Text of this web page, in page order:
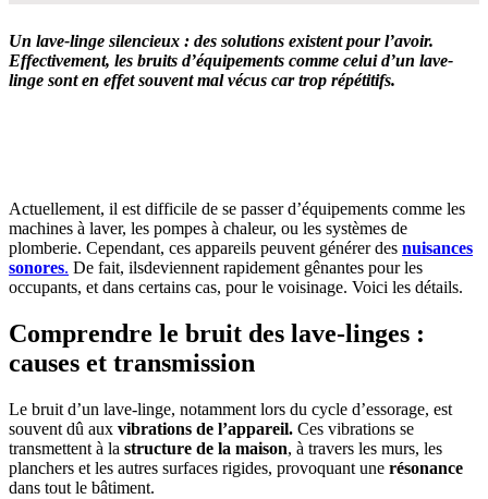
Un lave-linge silencieux : des solutions existent pour l’avoir.
Effectivement, les bruits d’équipements comme celui d’un lave-
linge sont en effet souvent mal vécus car trop répétitifs.
Actuellement, il est difficile de se passer d’équipements comme les
machines à laver, les pompes à chaleur, ou les systèmes de
plomberie. Cependant, ces appareils peuvent générer des nuisances
sonores. De fait, ilsdeviennent rapidement gênantes pour les
occupants, et dans certains cas, pour le voisinage. Voici les détails.
Comprendre le bruit des lave-linges :
causes et transmission
Le bruit d’un lave-linge, notamment lors du cycle d’essorage, est
souvent dû aux vibrations de l’appareil. Ces vibrations se
transmettent à la structure de la maison, à travers les murs, les
planchers et les autres surfaces rigides, provoquant une résonance
dans tout le bâtiment.